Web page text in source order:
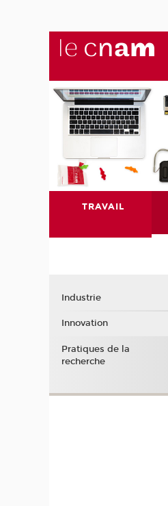
TRAVAIL
Industrie
Innovation
Pratiques de la
recherche